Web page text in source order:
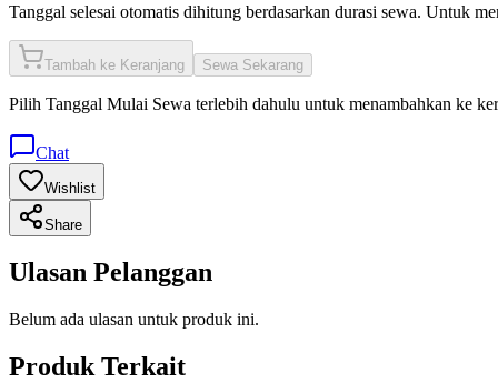
Tanggal selesai otomatis dihitung berdasarkan durasi sewa. Untuk
Tambah ke Keranjang Sewa Sekarang
Pilih Tanggal Mulai Sewa terlebih dahulu untuk menambahkan ke
Chat
Wishlist
Share
Ulasan Pelanggan
Belum ada ulasan untuk produk ini.
Produk Terkait